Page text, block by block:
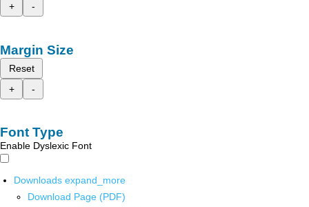
+
-
Margin Size
Reset
+
-
Font Type
Enable Dyslexic Font
Downloads expand_more
Download Page (PDF)